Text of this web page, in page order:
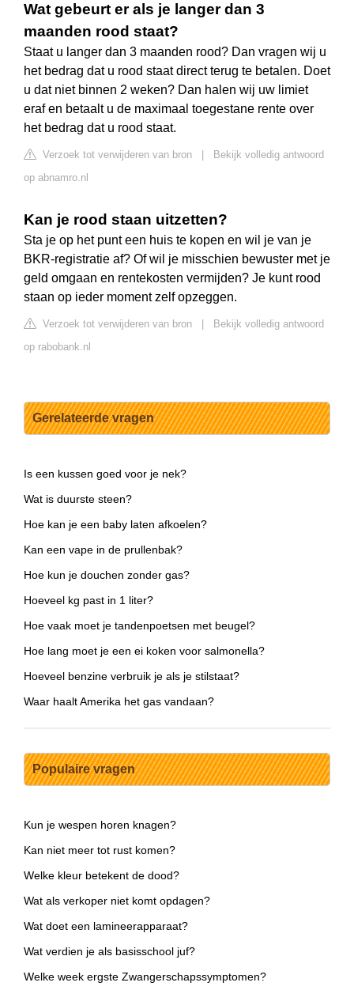
Wat gebeurt er als je langer dan 3
maanden rood staat?
Staat u langer dan 3 maanden rood? Dan vragen wij u
het bedrag dat u rood staat direct terug te betalen. Doet
u dat niet binnen 2 weken? Dan halen wij uw limiet
eraf en betaalt u de maximaal toegestane rente over
het bedrag dat u rood staat.
Verzoek tot verwijderen van bron
Bekijk volledig antwoord
op abnamro.nl
Kan je rood staan uitzetten?
Sta je op het punt een huis te kopen en wil je van je
BKR-registratie af? Of wil je misschien bewuster met je
geld omgaan en rentekosten vermijden? Je kunt rood
staan op ieder moment zelf opzeggen.
Verzoek tot verwijderen van bron
Bekijk volledig antwoord
op rabobank.nl
Gerelateerde vragen
Is een kussen goed voor je nek?
Wat is duurste steen?
Hoe kan je een baby laten afkoelen?
Kan een vape in de prullenbak?
Hoe kun je douchen zonder gas?
Hoeveel kg past in 1 liter?
Hoe vaak moet je tandenpoetsen met beugel?
Hoe lang moet je een ei koken voor salmonella?
Hoeveel benzine verbruik je als je stilstaat?
Waar haalt Amerika het gas vandaan?
Populaire vragen
Kun je wespen horen knagen?
Kan niet meer tot rust komen?
Welke kleur betekent de dood?
Wat als verkoper niet komt opdagen?
Wat doet een lamineerapparaat?
Wat verdien je als basisschool juf?
Welke week ergste Zwangerschapssymptomen?